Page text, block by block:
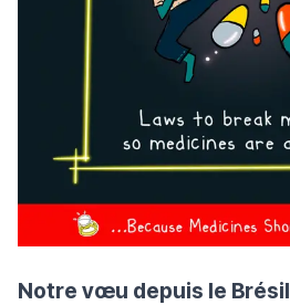
Notre vœu depuis le Brésil